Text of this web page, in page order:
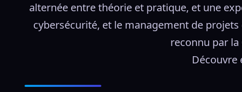
alternée entre théorie et pratique, et une
cybersécurité, et le management de
reconnu par
Découvre